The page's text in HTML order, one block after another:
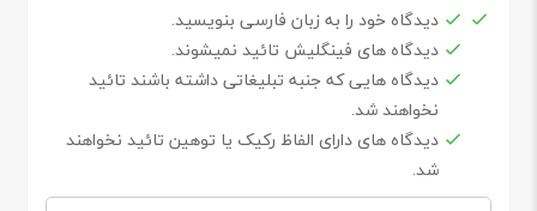
دیدگاه خود را به زبان فارسی بنویسید.
دیدگاه های فینگلیش تائید نمیشوند.
دیدگاه هایی که جنبه تبلیغاتی داشته باشند تائید
نخواهند شد.
دیدگاه های دارای الفاظ رکیک یا توهین تائید نخواهند
شد.